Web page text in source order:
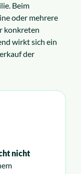
Beim
oder mehrere
konkreten
wirkt sich ein
der
nicht